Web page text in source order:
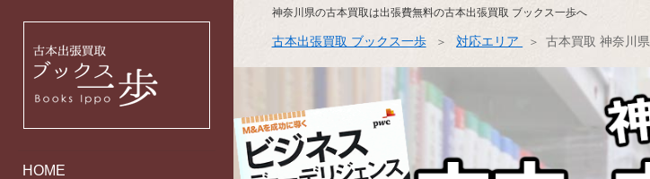
HOME
神奈川県の古本買取は出張費無料の古本出張買取 ブックス一歩へ
古本出張買取 ブックス一歩 対応エリア 古本買取 神奈川県